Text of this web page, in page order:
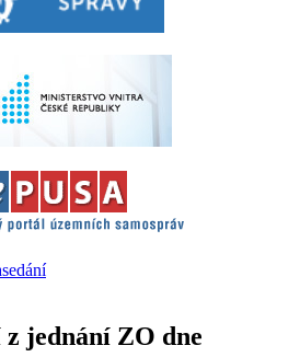
z jednání ZO dne